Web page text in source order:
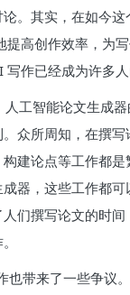
。其实，在如今这
提高创作效率，为
作已经成为许多人
人工智能论文生成
众所周知，在撰
建论点等工作都
器，这些工作都
们撰写论文的时
也带来了一些争议